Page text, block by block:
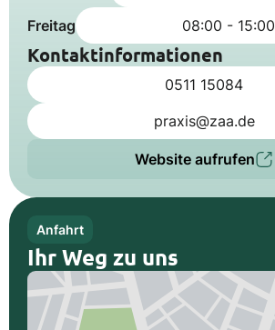
Freitag
08:00 - 15:00
Kontaktinformationen
0511 15084
praxis@zaa.de
Website aufrufen
Anfahrt
Ihr Weg zu uns